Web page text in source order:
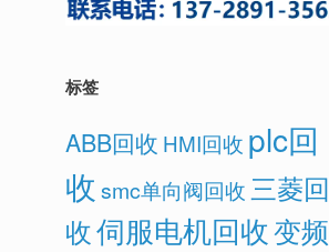
标签
ABB回收 HMI回收 plc回
收 smc单向阀回收三菱回
收伺服电机回收变频